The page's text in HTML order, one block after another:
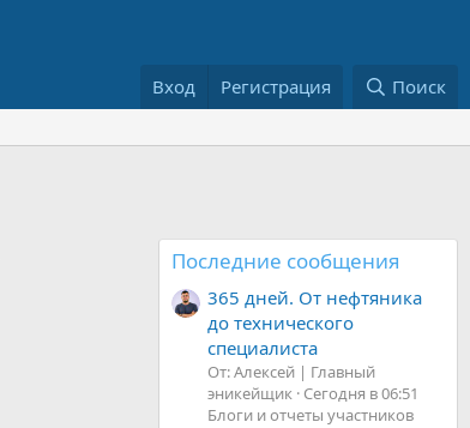
Вход Регистрация Поиск
Последние сообщения
365 дней. От нефтяника
до технического
специалиста
От: Алексей | Главный
эникейщик Сегодня в 06:51
Блоги и отчеты участников